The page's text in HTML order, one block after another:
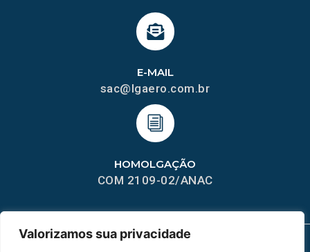
Valorizamos sua privacidade
HOMOLGAÇÃO
COM 2109-02/ANAC
E-MAIL
sac@lgaero.com.br